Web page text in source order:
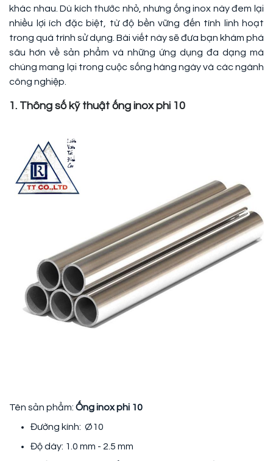
khác nhau. Dù kích thước nhỏ, nhưng ống inox này đem lại
nhiều lợi ích đặc biệt, từ độ bền vững đến tính linh hoạt
trong quá trình sử dụng. Bài viết này sẽ đưa bạn khám phá
sâu hơn về sản phẩm và những ứng dụng đa dạng mà
chúng mang lại trong cuộc sống hàng ngày và các ngành
công nghiệp.
1. Thông số kỹ thuật ống inox phi 10
Tên sản phẩm: Ống inox phi 10
Đường kính: Ø10
Độ dày: 1.0 mm - 2.5 mm